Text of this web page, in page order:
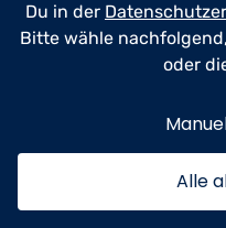
Welche PVS-Systeme
modernen
Medatixx x.concept, CGM
Was kostet ein
Terminbuchungssystem?
Euro monatlich,
Du in der
Bitte wähle
oder
Alle